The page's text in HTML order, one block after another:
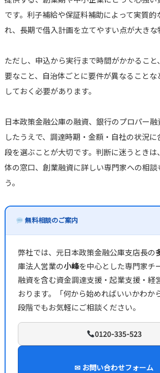
です。利子補給や保証料補助によって実質的
れ、長期で借入計画を立てやすい点が大きな
ただし、申込から実行まで時間がかかるこ
要なこと、自治体ごとに要件が異なること
しておく必要があります。
日本政策金融公庫の融資、銀行のプロパー
したうえで、調達時期・金額・自社の状況
段を選ぶことが大切です。判断に迷うとき
体の窓口、創業融資に詳しい専門家への相談
う。
無料相談のご案内
弊社では、元日本政策金融公庫支店長の
庫法人営業の小峰を中心とした専門家チ
融資を含む資金調達支援・起業支援・経
おります。「何から始めればいいかわか
段階でもお気軽にご相談ください。
0120-335-523
✉ お問い合わせフォーム